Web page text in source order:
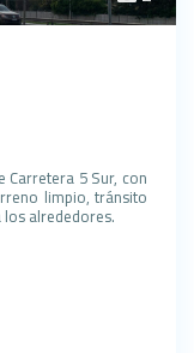
Carretera 5 Sur, con
limpio, tránsito
alrededores.